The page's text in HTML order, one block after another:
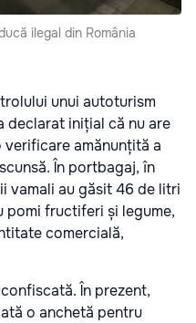
ilegal din România
unui autoturism
declarat inițial că nu are
amănunțită a
În portbagaj, în
vamali au găsit 46 de litri
pomi fructiferi și legume,
comercială,
În prezent,
o anchetă pentru